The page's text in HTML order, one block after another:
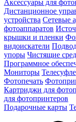
Аксессуары для
Дистанционное
устройства Сетевые
фотоаппаратов
крышки и пленки
видоискатели
упоры Чистящие
Программное
Мониторы
Фотопечать
Картриджи для
для фотопринтеров
Подарочные карты